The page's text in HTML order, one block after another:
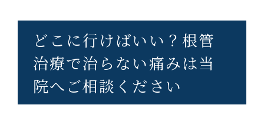
どこに行けばいい？根管
治療で治らない痛みは当
院へご相談ください